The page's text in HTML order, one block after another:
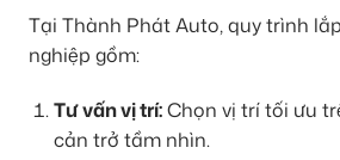
Tại Thành Phát Auto, quy trình
nghiệp gồm:
Tư vấn vị trí:Chọn vị trí tối ưu
cản trở tầm nhìn.